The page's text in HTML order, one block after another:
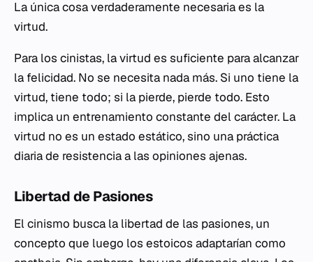
La única cosa verdaderamente necesaria es la
virtud.
Para los cinistas, la virtud es suficiente para alcanzar
la felicidad. No se necesita nada más. Si uno tiene la
virtud, tiene todo; si la pierde, pierde todo. Esto
implica un entrenamiento constante del carácter. La
virtud no es un estado estático, sino una práctica
diaria de resistencia a las opiniones ajenas.
Libertad de Pasiones
El cinismo busca la libertad de las pasiones, un
concepto que luego los estoicos adaptarían como